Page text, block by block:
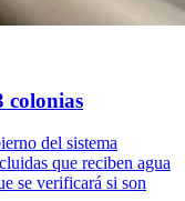
colonias
del sistema
que reciben agua
se verificará si son